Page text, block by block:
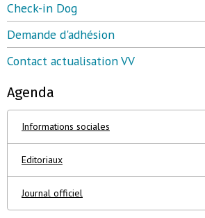
Check-in Dog
Demande d'adhésion
Contact actualisation VV
Agenda
Informations sociales
Editoriaux
Journal officiel